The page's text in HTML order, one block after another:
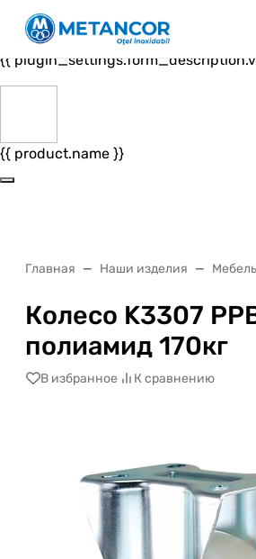
Close
{{ plugin_settings.form_header.value
{{
{{ product.name }}
Главная Наши изделия
Колесо K3307
полиамид 170кг
В избранное К сравнению